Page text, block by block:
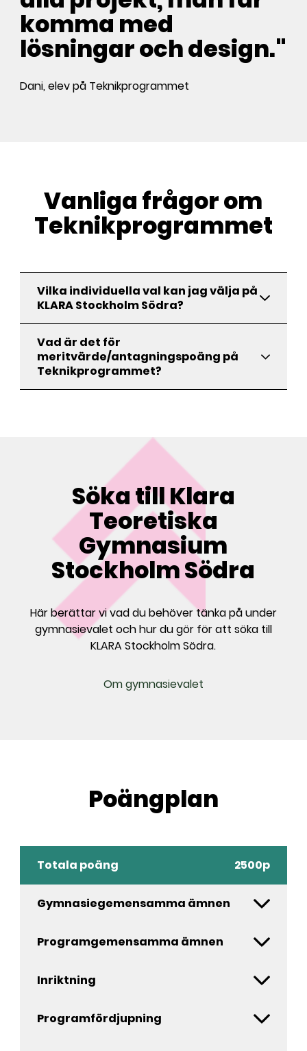
komma med
lösningar och design."
Dani, elev på Teknikprogrammet
Vanliga frågor om
Teknikprogrammet
Vilka individuella val kan jag välja på
KLARA Stockholm Södra?
Vad är det för
meritvärde/antagningspoäng på
Teknikprogrammet?
Söka till Klara
Teoretiska
Gymnasium
Stockholm Södra
Här berättar vi vad du behöver tänka på under
gymnasievalet och hur du gör för att söka till
KLARA Stockholm Södra.
Om gymnasievalet
Poängplan
Totala poäng 2500p
Gymnasiegemensamma ämnen
Programgemensamma ämnen
Inriktning
Programfördjupning